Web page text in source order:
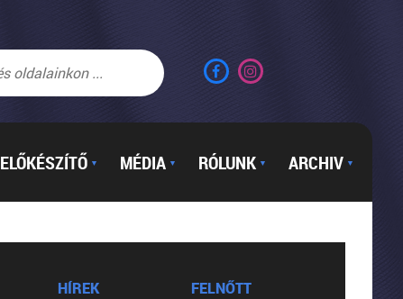
ELŐKÉSZÍTŐ ▼ MÉDIA ▼ RÓLUNK ▼ ARCHIV ▼
HÍREK
FELNŐTT